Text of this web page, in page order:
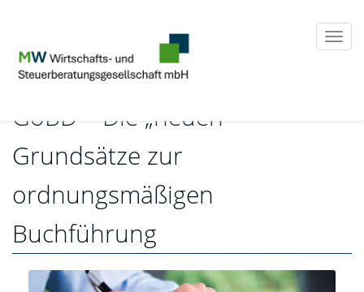
GoBD – Die „neuen“
Grundsätze zur
ordnungsmäßigen
Buchführung